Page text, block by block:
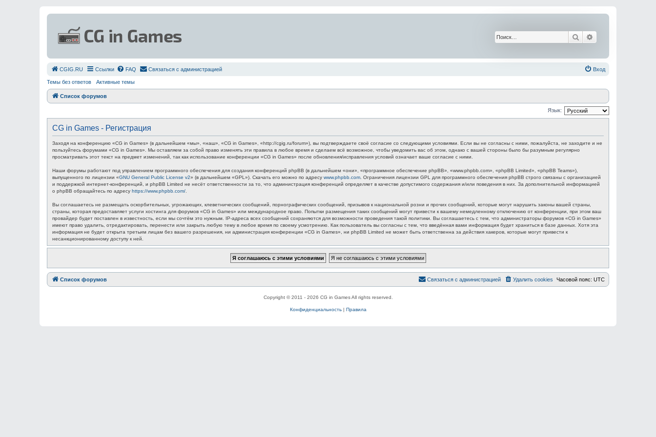
Поиск
СGIG.RU Ссылки FAQ Связаться с администрацией Вход
Темы без ответов Активные темы
Список форумов
Язык:
CG in Games - Регистрация
Заходя на конференцию «CG in Games» (в дальнейшем «мы», «наш», «CG in Games», «http://cgig.ru/forum»), вы подтверждаете своё согласие со следующими условиями. Если вы не согласны с ними, пожалуйста, не заходите и не
пользуйтесь форумами «CG in Games». Мы оставляем за собой право изменять эти правила в любое время и сделаем всё возможное, чтобы уведомить вас об этом, однако с вашей стороны было бы разумным регулярно
просматривать этот текст на предмет изменений, так как использование конференции «CG in Games» после обновления/исправления условий означает ваше согласие с ними.
Наши форумы работают под управлением программного обеспечения для создания конференций phpBB (в дальнейшем «они», «программное обеспечение phpBB», «www.phpbb.com», «phpBB Limited», «phpBB Teams»),
выпущенного по лицензии «GNU General Public License v2» (в дальнейшем «GPL»). Скачать его можно по адресу www.phpbb.com . Ограничения лицензии GPL для программного обеспечения phpBB строго связаны с организацией
и поддержкой интернет-конференций, и phpBB Limited не несёт ответственности за то, что администрация конференций определяет в качестве допустимого содержания и/или поведения в них. За дополнительной информацией
о phpBB обращайтесь по адресу https://www.phpbb.com/
Вы соглашаетесь не размещать оскорбительных, угрожающих, клеветнических сообщений, порнографических сообщений, призывов к национальной розни и прочих сообщений, которые могут нарушить законы вашей страны,
страны, которая предоставляет услуги хостинга для форумов «CG in Games» или международное право. Попытки размещения таких сообщений могут привести к вашему немедленному отключению от конференции, при этом ваш
провайдер будет поставлен в известность, если мы сочтём это нужным. IP-адреса всех сообщений сохраняются для возможности проведения такой политики. Вы соглашаетесь с тем, что администраторы форумов «CG in Games»
имеют право удалить, отредактировать, перенести или закрыть любую тему в любое время по своему усмотрению. Как пользователь вы согласны с тем, что введённая вами информация будет храниться в базе данных. Хотя эта
информация не будет открыта третьим лицам без вашего разрешения, ни администрация конференции «CG in Games», ни phpBB Limited не может быть ответственна за действия хакеров, которые могут привести к
несанкционированному доступу к ней.
Список форумов Часовой пояс: UTC
Удалить cookies
Связаться с администрацией
Copyright © 2011 - 2026 CG in Games All rights reserved.
Конфиденциальность| Правила